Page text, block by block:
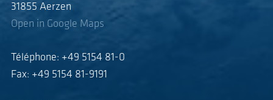
31855 Aerzen
Open in Google Maps
Téléphone: +49 5154 81-0
Fax: +49 5154 81-9191